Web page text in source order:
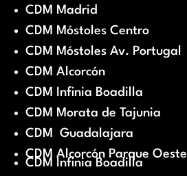
CDM Madrid
CDM Móstoles Centro
CDM Móstoles Av. Portugal
CDM Alcorcón
CDM Infinia Boadilla
CDM Morata de Tajunia
CDM Guadalajara
CDM Alcorcón Parque Oeste
CDM Infinia Boadilla